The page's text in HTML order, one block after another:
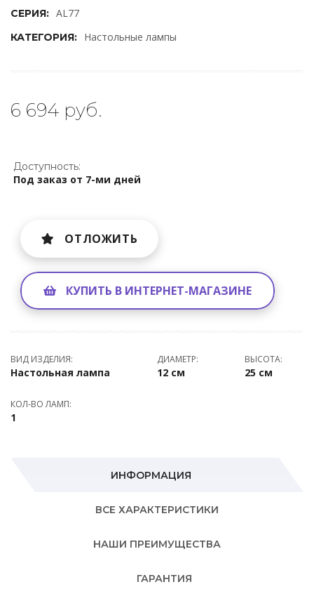
СЕРИЯ: AL77
КАТЕГОРИЯ: Настольные лампы
6 694 руб.
Доступность:
Под заказ от 7-ми дней
ОТЛОЖИТЬ
КУПИТЬ В ИНТЕРНЕТ-МАГАЗИНЕ
ВИД ИЗДЕЛИЯ:
Настольная лампа
ДИАМЕТР:
12 см
ВЫСОТА:
25 см
КОЛ-ВО ЛАМП:
1
ИНФОРМАЦИЯ
ВСЕ ХАРАКТЕРИСТИКИ
НАШИ ПРЕИМУЩЕСТВА
ГАРАНТИЯ